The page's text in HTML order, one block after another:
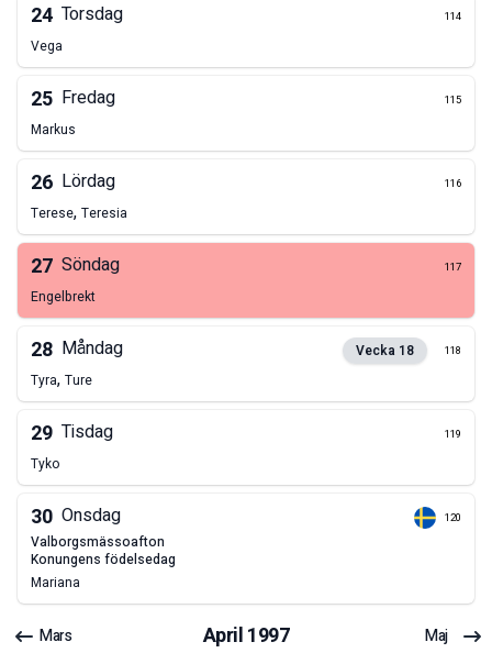
24 Torsdag 114
Vega
25 Fredag 115
Markus
26 Lördag 116
Terese, Teresia
27 Söndag 117
Engelbrekt
28 Måndag Vecka 18 118
Tyra, Ture
29 Tisdag 119
Tyko
30 Onsdag 120
valborgsmässoafton
konungens födelsedag
Mariana
Mars April1997 Maj